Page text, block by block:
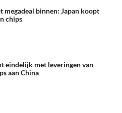
megadeal binnen: Japan koopt
chips
eindelijk met leveringen van
aan China